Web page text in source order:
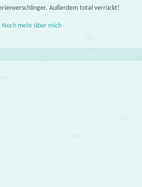
Außerdem total verrückt!
Noch mehr über mich